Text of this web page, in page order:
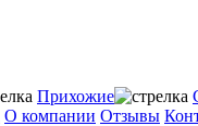
Прихожие
О компании Отзывы